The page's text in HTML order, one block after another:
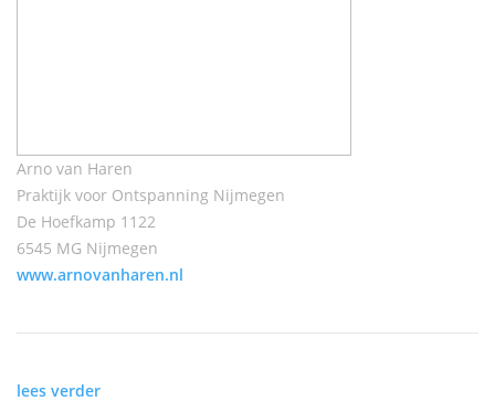
Arno van Haren
Praktijk voor Ontspanning Nijmegen
De Hoefkamp 1122
6545 MG Nijmegen
www.arnovanharen.nl
lees verder